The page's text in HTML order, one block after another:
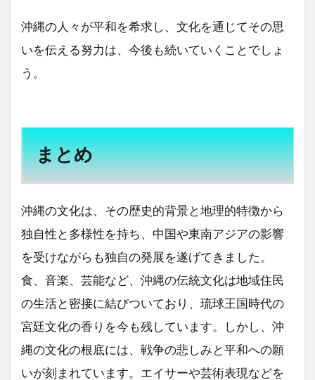
沖縄の人々が平和を希求し、文化を通じてその思
いを伝える努力は、今後も続いていくことでしょ
う。
まとめ
沖縄の文化は、その歴史的背景と地理的特徴から
独自性と多様性を持ち、中国や東南アジアの影響
を受けながらも独自の発展を遂げてきました。
食、音楽、芸能など、沖縄の伝統文化は地域住民
の生活と密接に結びついており、琉球王国時代の
宮廷文化の香りを今も残しています。しかし、沖
縄の文化の根底には、戦争の悲しみと平和への願
いが刻まれています。エイサーや芸術表現などを